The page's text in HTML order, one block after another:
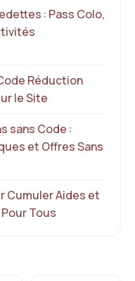
: Pass Colo,
Réduction
le Site
sans Code :
et Offres Sans
Cumuler Aides et
Tous